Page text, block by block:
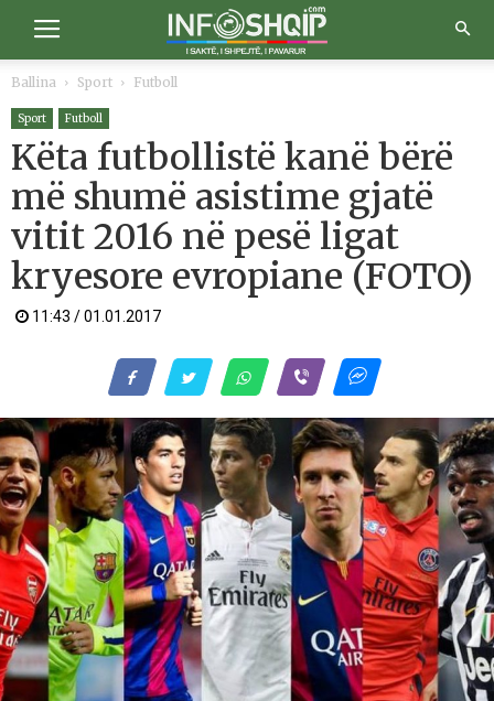
Ballina Sport Futboll
Sport Futboll
Këta futbollistë kanë bërë
më shumë asistime gjatë
vitit 2016 në pesë ligat
kryesore evropiane (FOTO)
11:43 / 01.01.2017